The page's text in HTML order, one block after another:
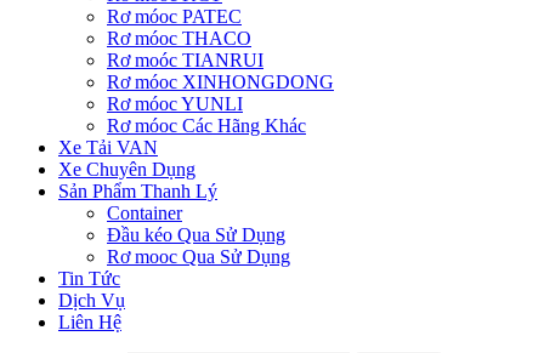
Rơ móoc PATEC
Rơ móoc THACO
Rơ moóc TIANRUI
Rơ móoc XINHONGDONG
Rơ móoc YUNLI
Rơ móoc Các Hãng Khác
Xe Tải VAN
Xe Chuyên Dụng
Sản Phẩm Thanh Lý
Container
Đầu kéo Qua Sử Dụng
Rơ mooc Qua Sử Dụng
Tin Tức
Dịch Vụ
Liên Hệ